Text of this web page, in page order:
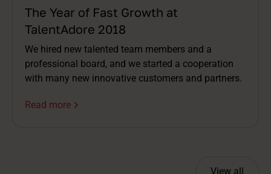
The Year of Fast Growth at
TalentAdore 2018
We hired new talented team members and a
professional board, and we started a cooperation
with many new innovative customers and partners.
Read more
View all